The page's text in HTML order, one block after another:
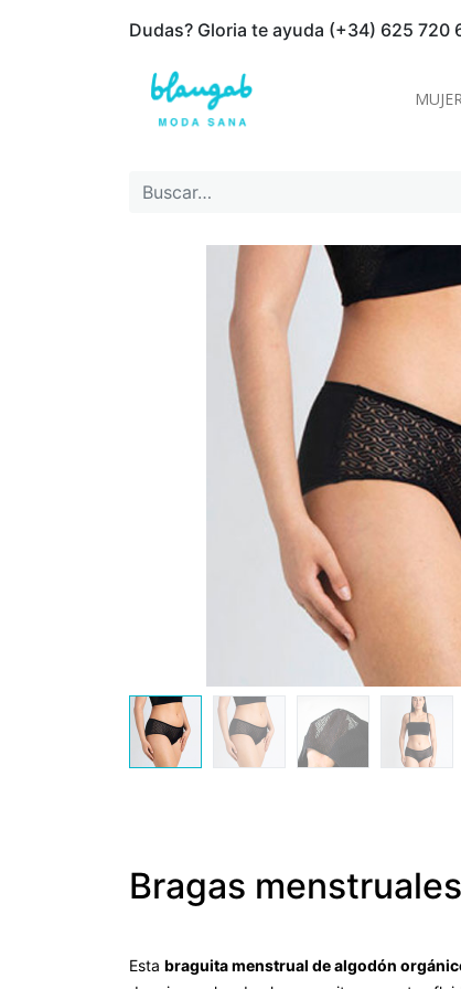
Dudas? Gloria te ayuda (+34) 625 720
Bragas
Esta braguita menstrual de algodón